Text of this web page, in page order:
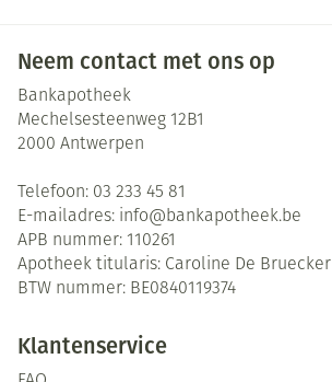
Neem contact met ons op
Bankapotheek
Mechelsesteenweg 12B1
2000 Antwerpen
Telefoon: 03 233 45 81
E-mailadres: info@bankapotheek.be
APB nummer: 110261
Apotheek titularis: Caroline De Bruecker
BTW nummer: BE0840119374
Klantenservice